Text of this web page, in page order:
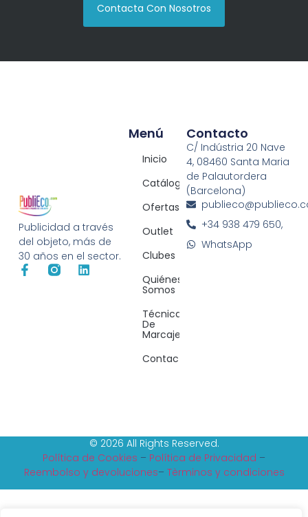
Contacta Con Nosotros
Publicidad a través
del objeto, más de
30 años en el sector.
Menú
Inicio
Catálogos
Ofertas
Outlet
Clubes
Quiénes
Somos
Técnicas
De
Marcaje
Contacto
Contacto
C/ Indústria 20 Nave
4, 08460 Santa Maria
de Palautordera
(Barcelona)
+34 938 479 650,
WhatsApp
© 2026 All Rights Reserved.
Política de Cookies – Política de Privacidad –
Reembolso y devoluciones– Tèrminos y condiciones